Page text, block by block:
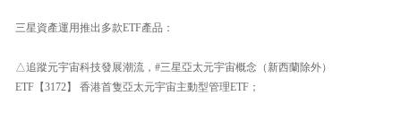
三星資產運用推出多款ETF產品：
△追蹤元宇宙科技發展潮流，#三星亞太元宇宙概念（新西蘭除外）
ETF【3172】 香港首隻亞太元宇宙主動型管理ETF；